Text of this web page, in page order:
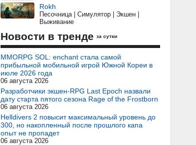
Rokh
Песочница | Симулятор | Экшен |
Выживание
Новости в тренде за сутки
MMORPG SOL: enchant стала самой
прибыльной мобильной игрой Южной Кореи в
июле 2026 года
06 августа 2026
Разработчики экшен-RPG Last Epoch назвали
дату старта пятого сезона Rage of the Frostborn
06 августа 2026
Helldivers 2 повысит максимальный уровень до
300, но накопленный после прошлого капа
опыт не пропадет
06 августа 2026